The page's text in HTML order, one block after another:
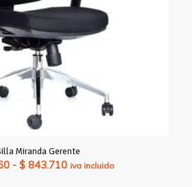
Miranda Gerente
- $ 843.710Rango
iva incluido